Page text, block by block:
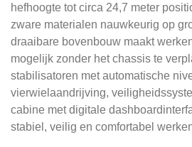
hefhoogte tot circa 24,7 meter
zware materialen nauwkeurig op
draaibare bovenbouw maakt
mogelijk zonder het chassis te
stabilisatoren met automatische
vierwielaandrijving,
cabine met digitale
stabiel, veilig en comfortabel